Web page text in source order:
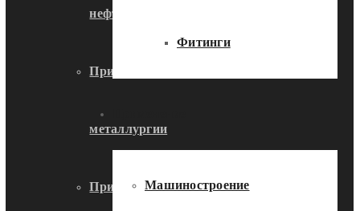
нефтегазовой промышленности
Применение металлорукавов в
металлургии
Применение металлорукавов в
Фитинги
Машиностроение